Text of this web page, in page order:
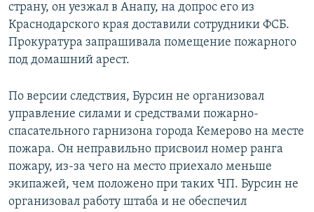
страну, он уезжал в Анапу, на допрос его из
Краснодарского края доставили сотрудники ФСБ.
Прокуратура запрашивала помещение пожарного
под домашний арест.
По версии следствия, Бурсин не организовал
управление силами и средствами пожарно-
спасательного гарнизона города Кемерово на месте
пожара. Он неправильно присвоил номер ранга
пожару, из-за чего на место приехало меньше
экипажей, чем положено при таких ЧП. Бурсин не
организовал работу штаба и не обеспечил